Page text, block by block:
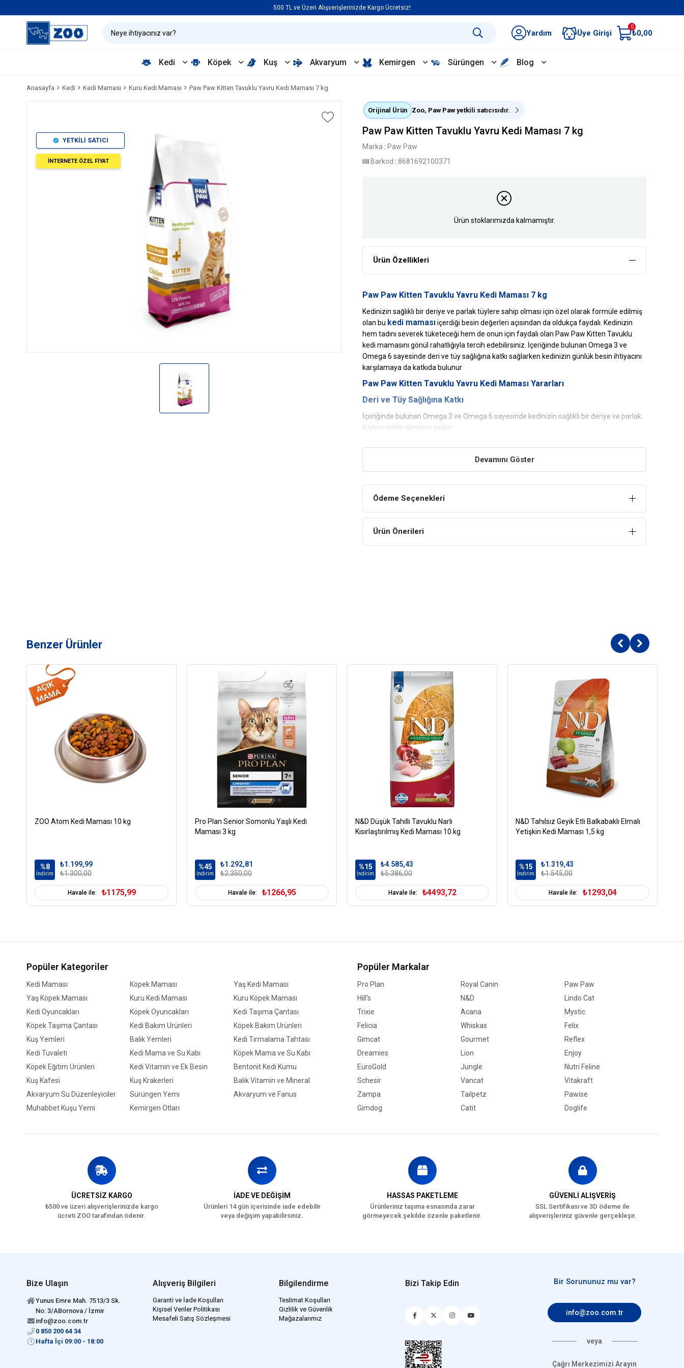
500 TL ve Üzeri Alışverişlerinizde Kargo Ücretsiz!
Yardım Üye Girişi
0
₺0,00
Kedi Köpek Kuş Akvaryum Kemirgen Sürüngen Blog
Anasayfa Kedi Kedi Maması Kuru Kedi Maması Paw Paw Kitten Tavuklu Yavru Kedi Maması 7 kg
YETKİLİ SATICI
İNTERNETE ÖZEL FİYAT
Orijinal Ürün Zoo, Paw Paw yetkili satıcısıdır.
Paw Paw Kitten Tavuklu Yavru Kedi Maması 7 kg
Marka : Paw Paw
Barkod : 8681692100371
Ürün stoklarımızda kalmamıştır.
Ürün Özellikleri
Paw Paw Kitten Tavuklu Yavru Kedi Maması 7 kg
Kedinizin sağlıklı bir deriye ve parlak tüylere sahip olması için özel olarak formüle edilmiş
olan bu kedi maması içerdiği besin değerleri açısından da oldukça faydalı. Kedinizin
hem tadını severek tüketeceği hem de onun için faydalı olan Paw Paw Kitten Tavuklu
kedi mamasını gönül rahatlığıyla tercih edebilirsiniz. İçeriğinde bulunan Omega 3 ve
Omega 6 sayesinde deri ve tüy sağlığına katkı sağlarken kedinizin günlük besin ihtiyacını
karşılamaya da katkıda bulunur
Paw Paw Kitten Tavuklu Yavru Kedi Maması Yararları
Deri ve Tüy Sağlığına Katkı
İçeriğinde bulunan Omega 3 ve Omega 6 sayesinde kedinizin sağlıklı bir deriye ve parlak
tüylere sahip olmasını sağlar.
Sağlıklı ve dengeli besin içeriği sayesinde kedinizin bağırsaklarında bulunan flora
üzerinde düzenleyici bir etkiye sahiptir ve oluşabilecek sindirim problemlerini önler.
Kedinizin bağışıklık sistemi için de oldukça faydalı olan bu mama sevimli dostunuzda
Paw Paw Kitten Tavuklu Yavru Kedi Maması İçindekiler
Protein %32
Yağ Oranı %16
Ham Kül %4
Ham Selüloz %2
Kalsiyum %2
Fosfor %1
Sodyum %0,5
Kedi Yaş Aralığı
Kedi Maması Formu Kuru Mama
Kedi Maması Tahıl
Oranı
Kedi Maması İçerik
Kedi Maması Paket
Boyutu
Tümüne Uygun
Devamını Göster
Ödeme Seçenekleri
Ürün Önerileri
Benzer Ürünler
ZOO Atom Kedi Maması 10 kg
%8
İndirim
₺1.199,99
₺1.300,00
Havale ile: ₺1175,99
Pro Plan Senior Somonlu Yaşlı Kedi
Maması 3 kg
%45
İndirim
₺1.292,81
₺2.350,00
Havale ile: ₺1266,95
N&D Düşük Tahıllı Tavuklu Narlı
Kısırlaştırılmış Kedi Maması 10 kg
%15
İndirim
₺4.585,43
₺5.386,00
Havale ile: ₺4493,72
N&D Tahılsız Geyik Etli Balkabaklı Elmalı
Yetişkin Kedi Maması 1,5 kg
%15
İndirim
₺1.319,43
₺1.545,00
Havale ile: ₺1293,04
Popüler Kategoriler
Kedi Maması Köpek Maması
Yaş Kedi Maması
Yaş Köpek Maması
Kuru Kedi Maması
Kuru Köpek Maması
Kedi Oyuncakları
Köpek Oyuncakları
Kedi Taşıma Çantası
Köpek Taşıma Çantası
Kedi Bakım Ürünleri
Köpek Bakım Ürünleri
Kuş Yemleri
Balık Yemleri
Kedi Tırmalama Tahtası
Kedi Tuvaleti
Kedi Mama ve Su Kabı
Köpek Mama ve Su Kabı
Köpek Eğitim Ürünleri
Kedi Vitamin ve Ek Besin
Bentonit Kedi Kumu
Kuş Kafesi
Kuş Krakerleri
Balık Vitamin ve Mineral
Akvaryum Su Düzenleyiciler
Sürüngen Yemi
Akvaryum ve Fanus
Muhabbet Kuşu Yemi
Kemirgen Otları
Popüler Markalar
Pro Plan Royal Canin
Paw Paw
Hill's
N&D
Lindo Cat
Trixie
Acana
Mystic
Felicia
Whiskas
Felix
Gimcat
Gourmet
Reflex
Dreamies
Lion
Enjoy
EuroGold
Jungle
Nutri Feline
Schesir
Vancat
Vitakraft
Zampa
Tailpetz
Pawise
Gimdog
Catit Doglife
ÜCRETSİZ KARGO
₺500 ve üzeri alışverişlerinizde kargo
ücreti ZOO tarafından ödenir.
İADE VE DEĞİŞİM
Ürünleri 14 gün içerisinde iade edebilir
veya değişim yapabilirsiniz.
HASSAS PAKETLEME
Ürünleriniz taşıma esnasında zarar
görmeyecek şekilde özenle paketlenir.
GÜVENLİ ALIŞVERİŞ
SSL Sertifikası ve 3D ödeme ile
alışverişleriniz güvenle gerçekleşir.
Bize Ulaşın
Yunus Emre Mah. 7513/3 Sk.
No: 3/ABornova / İzmir
info@zoo.com.tr
0 850 200 64 34
Hafta İçi 09:00 - 18:00
Alışveriş Bilgileri
Garanti ve İade Koşulları
Kişisel Veriler Politikası
Mesafeli Satış Sözleşmesi
Bilgilendirme
Teslimat Koşulları
Gizlilik ve Güvenlik
Mağazalarımız
Bizi Takip Edin Bir Sorununuz mu var?
info@zoo.com.tr
veya
Çağrı Merkezimizi Arayın